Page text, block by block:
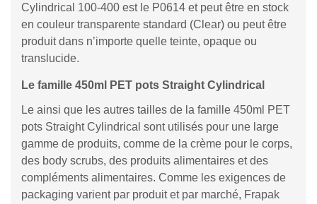
Cylindrical 100-400 est le P0614 et peut être en stock
en couleur transparente standard (Clear) ou peut être
produit dans n’importe quelle teinte, opaque ou
translucide.
Le famille 450ml PET pots Straight Cylindrical
Le ainsi que les autres tailles de la famille 450ml PET
pots Straight Cylindrical sont utilisés pour une large
gamme de produits, comme de la crème pour le corps,
des body scrubs, des produits alimentaires et des
compléments alimentaires. Comme les exigences de
packaging varient par produit et par marché, Frapak